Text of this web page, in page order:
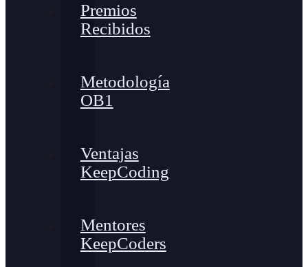
Premios
Recibidos
Metodología
OB1
Ventajas
KeepCoding
Mentores
KeepCoders